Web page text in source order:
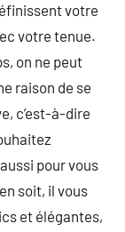
votre
votre tenue.
on ne peut
raison de se
c’est-à-dire
pour vous
soit, il vous
et élégantes,